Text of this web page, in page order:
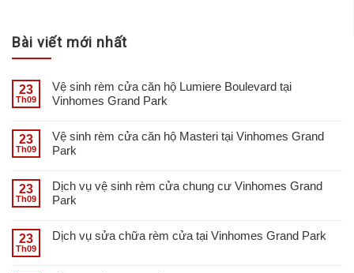
Bài viết mới nhất
23
Th09
Vệ sinh rèm cửa căn hộ Lumiere Boulevard tại
Vinhomes Grand Park
23
Th09
Vệ sinh rèm cửa căn hộ Masteri tại Vinhomes Grand
Park
23
Th09
Dịch vụ vệ sinh rèm cửa chung cư Vinhomes Grand
Park
23
Th09
Dịch vụ sửa chữa rèm cửa tại Vinhomes Grand Park